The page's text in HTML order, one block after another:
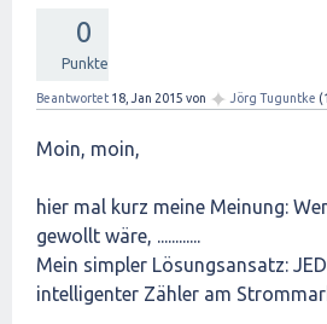
0
Punkte
Beantwortet 18, Jan 2015 von ✦ Jörg Tuguntke (
Moin, moin,
hier mal kurz meine Meinung:
gewollt wäre, ............
Mein simpler Lösungsansatz:
intelligenter Zähler am